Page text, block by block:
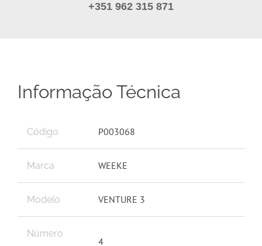
+351 962 315 871
Informação Técnica
Código P003068
Marca WEEKE
Modelo VENTURE 3
Número
4